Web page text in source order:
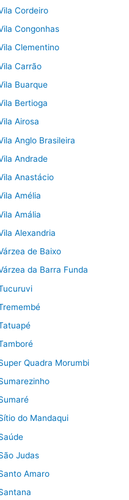
Cordeiro
Congonhas
Clementino
Carrão
Buarque
Bertioga
Airosa
Anglo Brasileira
Andrade
Anastácio
Amélia
Amália
Alexandria
de Baixo
da Barra Funda
Quadra Morumbi
do Mandaqui
Judas
Amaro